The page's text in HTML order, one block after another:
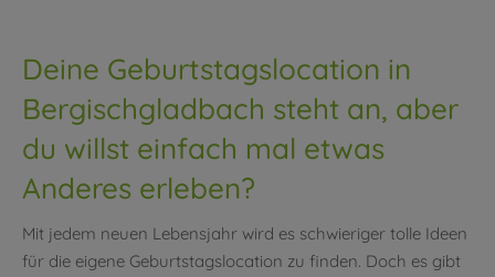
Deine Geburtstagslocation in
Bergischgladbach steht an, aber
du willst einfach mal etwas
Anderes erleben?
Mit jedem neuen Lebensjahr wird es schwieriger tolle Ideen
für die eigene Geburtstagslocation zu finden. Doch es gibt